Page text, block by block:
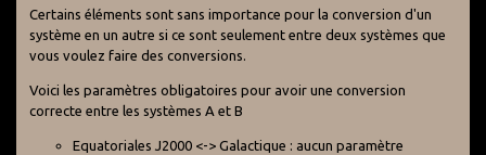
Certains éléments sont sans importance pour la conversion d'un
système en un autre si ce sont seulement entre deux systèmes que
vous voulez faire des conversions.
Voici les paramètres obligatoires pour avoir une conversion
correcte entre les systèmes A et B
Equatoriales J2000 <-> Galactique : aucun paramètre